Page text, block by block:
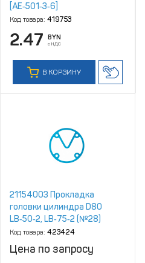
[AE‑501‑3‑6]
Код товара: 419753
2.47 BYN
с НДС
В КОРЗИНУ
21154003 Прокладка
головки цилиндра D80
LB‑50‑2, LB‑75‑2 (№28)
Код товара: 423424
Цена по запросу